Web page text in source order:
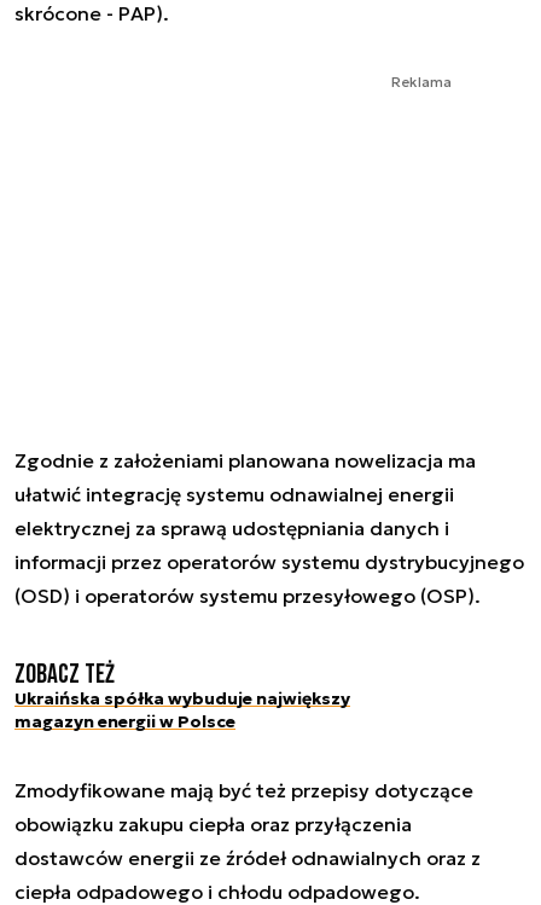
skrócone - PAP).
Reklama
Zgodnie z założeniami planowana nowelizacja ma
ułatwić integrację systemu odnawialnej energii
elektrycznej za sprawą udostępniania danych i
informacji przez operatorów systemu dystrybucyjnego
(OSD) i operatorów systemu przesyłowego (OSP).
Zobacz też
Ukraińska spółka wybuduje największy
magazyn energii w Polsce
Zmodyfikowane mają być też przepisy dotyczące
obowiązku zakupu ciepła oraz przyłączenia
dostawców energii ze źródeł odnawialnych oraz z
ciepła odpadowego i chłodu odpadowego.